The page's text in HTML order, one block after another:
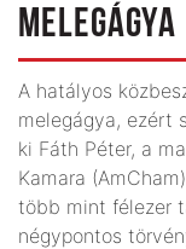
MELEGÁGYA
A hatályos
melegágya, ezért
ki Fáth Péter, a
Kamara
több mint félezer
négypontos